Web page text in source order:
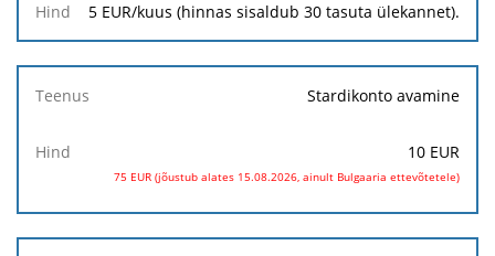
5 EUR/kuus (hinnas sisaldub 30 tasuta ülekannet).
Stardikonto avamine
10 EUR
75 EUR (jõustub alates 15.08.2026, ainult Bulgaaria ettevõtetele)